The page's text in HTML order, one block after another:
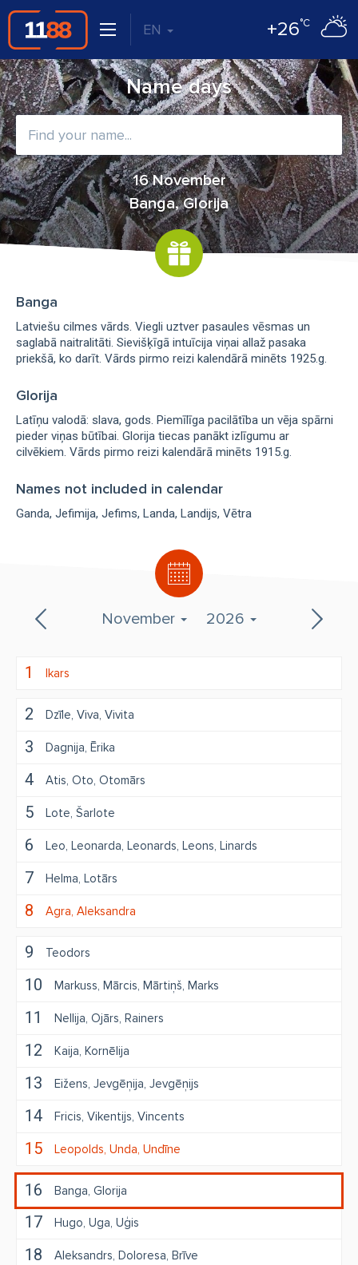
EN +26°C
Name days
16 November
Banga, Glorija
November 2026
1 Ikars
2 Dzīle Viva Vivita
3 Dagnija Ērika
4 Atis Oto Otomārs
5 Lote Šarlote
6 Leo Leonarda Leonards Leons Linards
7 Helma Lotārs
8 Agra Aleksandra
9 Teodors
10 Markuss Mārcis Mārtiņš Marks
11 Nellija Ojārs Rainers
12 Kaija Kornēlija
13 Eižens Jevgēņija Jevgēņijs
14 Fricis Vikentijs Vincents
15 Leopolds Unda Undīne
16 Banga Glorija
17 Hugo Uga Uģis
18 Aleksandrs Doloresa Brīve
Banga
Latviešu cilmes vārds. Viegli uztver pasaules vēsmas un
saglabā naitralitāti. Sievišķīgā intuīcija viņai allaž pasaka
priekšā, ko darīt. Vārds pirmo reizi kalendārā minēts 1925.g.
Glorija
Latīņu valodā: slava, gods. Piemīlīga pacilātība un vēja spārni
pieder viņas būtībai. Glorija tiecas panākt izlīgumu ar
cilvēkiem. Vārds pirmo reizi kalendārā minēts 1915.g.
Names not included in calendar
Ganda Jefimija Jefims Landa Landijs Vētra